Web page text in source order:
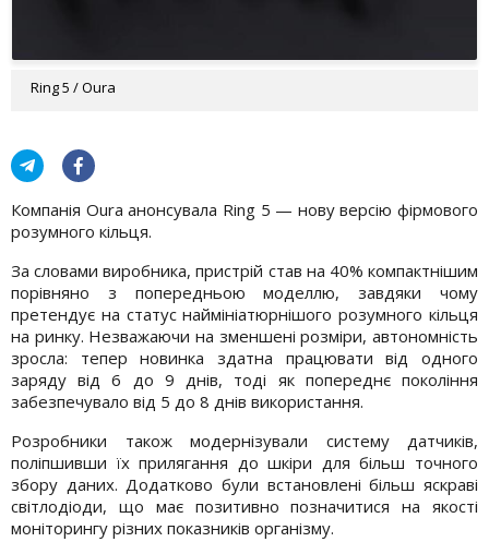
Ring 5 / Oura
Компанія Oura анонсувала Ring 5 — нову версію фірмового
розумного кільця.
За словами виробника, пристрій став на 40% компактнішим
порівняно з попередньою моделлю, завдяки чому
претендує на статус наймініатюрнішого розумного кільця
на ринку. Незважаючи на зменшені розміри, автономність
зросла: тепер новинка здатна працювати від одного
заряду від 6 до 9 днів, тоді як попереднє покоління
забезпечувало від 5 до 8 днів використання.
Розробники також модернізували систему датчиків,
поліпшивши їх прилягання до шкіри для більш точного
збору даних. Додатково були встановлені більш яскраві
світлодіоди, що має позитивно позначитися на якості
моніторингу різних показників організму.